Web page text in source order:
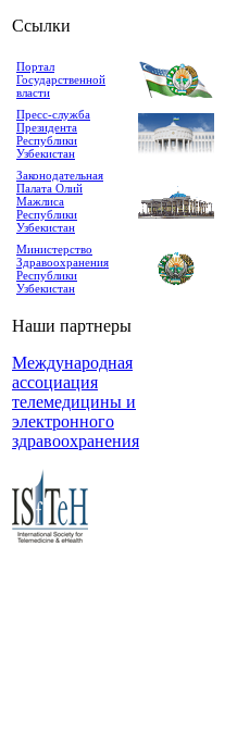
Ссылки
Портал
Государственной
власти
Пресс-служба
Президента
Республики
Узбекистан
Законодательная
Палата Олий
Мажлиса
Республики
Узбекистан
Министерство
Здравоохранения
Республики
Узбекистан
Наши партнеры
Международная
ассоциация
телемедицины и
электронного
здравоохранения